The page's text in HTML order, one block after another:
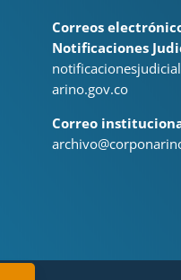
Correos
Notificaciones
arino.gov.co
Correo